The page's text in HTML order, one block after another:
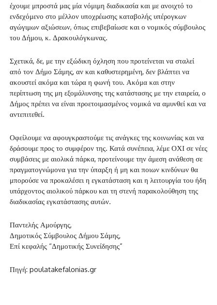
έχουμε μπροστά μας μία νόμιμη διαδικασία και με ανοιχτό το
ενδεχόμενο στο μέλλον υποχρέωσης καταβολής υπέρογκων
αγώγιμων αξιώσεων, όπως επιβεβαίωσε και ο νομικός σύμβουλος
του Δήμου, κ. Δρακουλόγκωνας.
Σχετικά, δε, με την εξώδικη όχληση που προτείνεται να σταλεί
από τον Δήμο Σάμης, αν και καθυστερημένη, δεν βλάπτει να
ακουστεί ακόμα και τώρα η φωνή του. Ακόμα και στην
περίπτωση της μη εξομάλυνσης της κατάστασης με την εταιρεία, ο
Δήμος πρέπει να είναι προετοιμασμένος νομικά να αμυνθεί και να
αντεπιτεθεί.
Οφείλουμε να αφουγκραστούμε τις ανάγκες της κοινωνίας και να
δράσουμε προς το συμφέρον της. Κατά συνέπεια, λέμε ΟΧΙ σε νέες
συμβάσεις με αιολικά πάρκα, προτείνουμε την άμεση ανάθεση σε
πραγματογνώμονα για την ύπαρξη ή μη και ποιων κινδύνων θα
μπορούσε να προκαλέσει η εγκατάσταση και η λειτουργία του ήδη
υπάρχοντος αιολικού πάρκου και τη στενή παρακολούθηση της
διαδικασίας εγκατάστασης αυτών.
Παντελής Αμούργης,
Δημοτικός Σύμβουλος Δήμου Σάμης,
Επί κεφαλής “Δημοτικής Συνείδησης”
Πηγή: poulatakefalonias.gr